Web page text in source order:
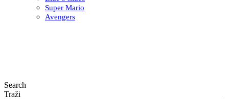
Super Mario
Avengers
Search
Traži